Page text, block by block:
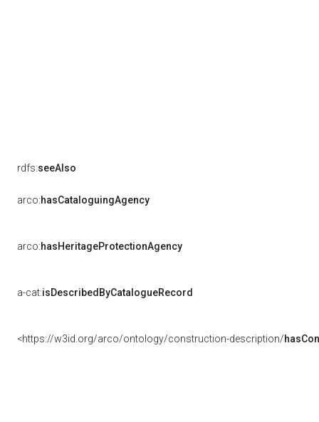
rdfs:seeAlso
arco:hasCataloguingAgency
arco:hasHeritageProtectionAgency
a-cat:isDescribedByCatalogueRecord
<https://w3id.org/arco/ontology/construction-description/